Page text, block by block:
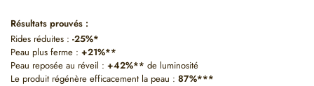
Résultats prouvés :
Rides réduites : -25%*
Peau plus ferme : +21%**
Peau reposée au réveil : +42%** de luminosité
Le produit régénère efficacement la peau : 87%***